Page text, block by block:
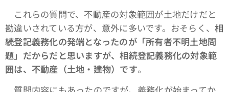
これらの質問で、不動産の対象範囲が土地だけだと
勘違いされている方が、意外に多いです。おそらく、相
続登記義務化の発端となったのが「所有者不明土地問
題」だからだと思いますが、相続登記義務化の対象範
囲は、不動産（土地・建物）です。